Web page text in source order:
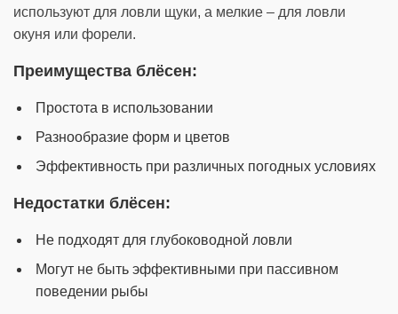
используют для ловли щуки, а мелкие – для ловли
окуня или форели.
Преимущества блёсен:
Простота в использовании
Разнообразие форм и цветов
Эффективность при различных погодных условиях
Недостатки блёсен:
Не подходят для глубоководной ловли
Могут не быть эффективными при пассивном
поведении рыбы